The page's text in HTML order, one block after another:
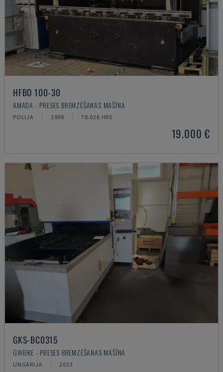
HFBO 100-30
AMADA - PRESES BREMZĒŠANAS MAŠĪNA
POLIJA 1998 78.026 HRS
19.000 €
GKS-BC0315
GWEIKE - PRESES BREMZĒŠANAS MAŠĪNA
UNGĀRIJA 2023